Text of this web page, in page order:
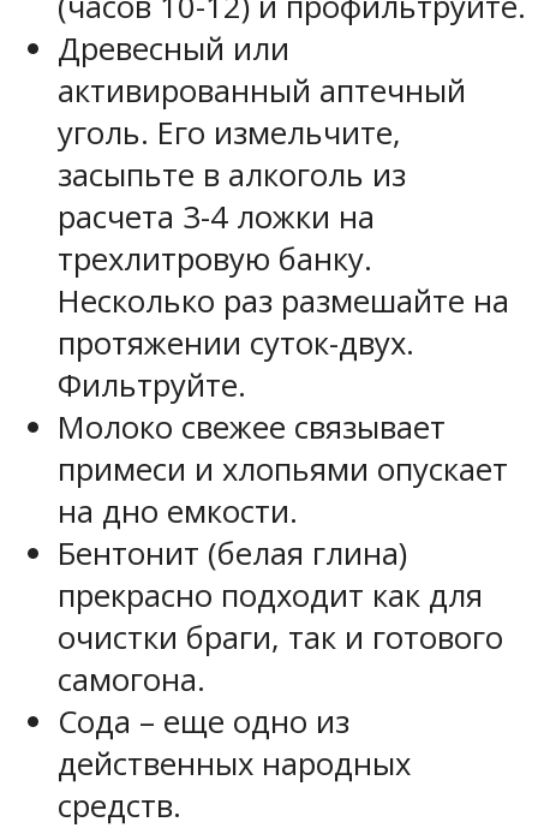
Древесный или
активированный аптечный
уголь. Его измельчите,
засыпьте в алкоголь из
расчета 3-4 ложки на
трехлитровую банку.
Несколько раз размешайте на
протяжении суток-двух.
Фильтруйте.
Молоко свежее связывает
примеси и хлопьями опускает
на дно емкости.
Бентонит (белая глина)
прекрасно подходит как для
очистки браги, так и готового
самогона.
Сода – еще одно из
действенных народных
средств.